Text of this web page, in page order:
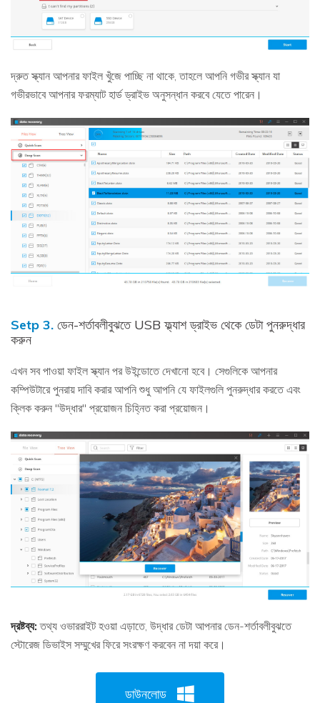
দ্রুত স্ক্যান আপনার ফাইল খুঁজে পাচ্ছি না থাকে, তাহলে আপনি গভীর স্ক্যান যা
গভীরভাবে আপনার ফরম্যাট হার্ড ড্রাইভ অনুসন্ধান করবে যেতে পারেন।
Setp 3. ডেন-শর্তাবলীবুঝতে USB ফ্ল্যাশ ড্রাইভ থেকে ডেটা পুনরুদ্ধার
করুন
এখন সব পাওয়া ফাইল স্ক্যান পর উইন্ডোতে দেখানো হবে। সেগুলিকে আপনার
কম্পিউটারে পুনরায় দাবি করার আপনি শুধু আপনি যে ফাইলগুলি পুনরুদ্ধার করতে এবং
ক্লিক করুন "উদ্ধার" প্রয়োজন চিহ্নিত করা প্রয়োজন।
দ্রষ্টব্য: তথ্য ওভাররাইট হওয়া এড়াতে, উদ্ধার ডেটা আপনার ডেন-শর্তাবলীবুঝতে
স্টোরেজ ডিভাইস সম্মুখের ফিরে সংরক্ষণ করবেন না দয়া করে।
ডাউনলোড